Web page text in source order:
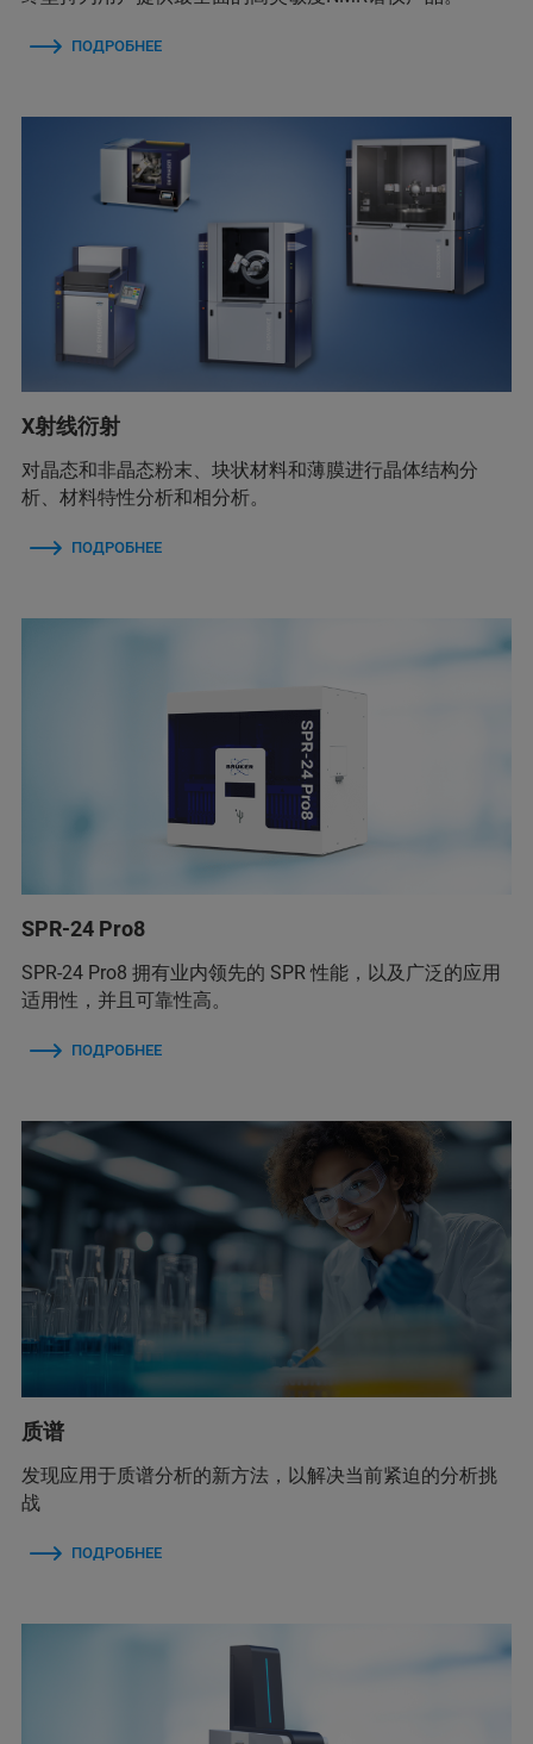
ПОДРОБНЕЕ
X射线衍射
对晶态和非晶态粉末、块状材料和薄膜进行晶体结构分
析、材料特性分析和相分析。
ПОДРОБНЕЕ
SPR-24 Pro8
SPR-24 Pro8 拥有业内领先的 SPR 性能，以及广泛的应用
适用性，并且可靠性高。
ПОДРОБНЕЕ
质谱
发现应用于质谱分析的新方法，以解决当前紧迫的分析挑
战
ПОДРОБНЕЕ